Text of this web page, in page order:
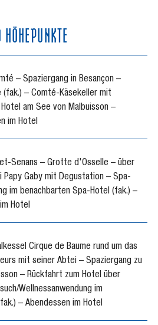
– Spaziergang in Besançon –
– Comté-Käsekeller mit
am See von Malbuisson –
im Hotel
Senans – Grotte d'Osselle – über
Papy Gaby mit Degustation – Spa-
im benachbarten Spa-Hotel (fak.) –
Hotel
Cirque de Baume rund um das
mit seiner Abtei – Spaziergang zu
– Rückfahrt zum Hotel über
Wellnessanwendung im
– Abendessen im Hotel